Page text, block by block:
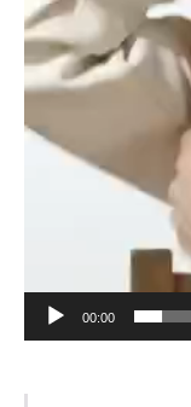
い髪に
は
2STEP
リート
メント
プ：
１00:00